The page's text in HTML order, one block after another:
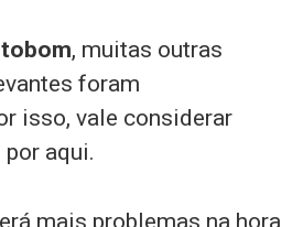
, muitas outras
foram
isso, vale considerar
aqui.
mais problemas na hora